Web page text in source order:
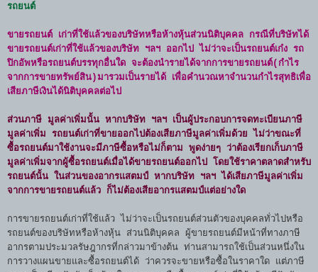
รถยนต์
ขายรถยนต์ เก่าที่ใช้แล้วของบริษัทหรือห้างหุ้นส่วนนิติบุคคล กรณีที่บริษัทได้
ขายรถยนต์เก่าที่ใช้แล้วของบริษัท ฯลฯ ออกไป ไม่ว่าจะเป็นรถยนต์เก๋ง รถ
ปิกอัพหรือรถยนต์บรรทุกอื่นใด จะต้องนำรายได้จากการขายรถยนต์(กำไร
จากการขายทรัพย์สิน)มารวมเป็นรายได้ เพื่อคำนวณหาจำนวนกำไรสุทธิเพื่อ
เสียภาษีเงินได้นิติบุคคลต่อไป
ส่วนภาษี มูลค่าเพิ่มนั้น หากบริษัท ฯลฯ เป็นผู้ประกอบการจดทะเบียนภาษี
มูลค่าเพิ่ม รถยนต์เก่าที่ขายออกไปต้องเสียภาษีมูลค่าเพิ่มด้วย ไม่ว่าขณะที่
ซื้อรถยนต์มาใช้งานจะมีภาษีซื้อหรือไม่ก็ตาม พูดง่ายๆ ว่าต้องเรียกเก็บภาษี
มูลค่าเพิ่มจากผู้ซื้อรถยนต์เมื่อได้ขายรถยนต์ออกไป โดยใช้ราคาตลาดสำหรับ
รถยนต์นั้น ในส่วนของอากรแสตมป์ หากบริษัท ฯลฯ ได้เสียภาษีมูลค่าเพิ่ม
จากการขายรถยนต์แล้ว ก็ไม่ต้องเสียอากรแสตมป์แต่อย่างใด
การขายรถยนต์เก่าที่ใช้แล้ว ไม่ว่าจะเป็นรถยนต์ส่วนตัวของบุคคลทั่วไปหรือ
รถยนต์ของบริษัทหรือห้างหุ้น ส่วนนิติบุคคล ผู้ขายรถยนต์มีหน้าที่ทางภาษี
อากรตามประมวลรัษฎากรที่กล่าวมาข้างต้น ท่านสามารถใช้เป็นส่วนหนึ่งใน
การวางแผนขายและซื้อรถยนต์ได้ ว่าควรจะขายหรือซื้อในราคาใด แต่ภาษี